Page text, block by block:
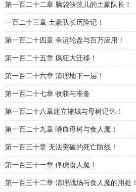
第一百二十二章 脑袋缺弦儿的土豪队长！
一百二十三章 土豪队长历险记！
第一百二十四章 幸运轮盘与百万应用！
第一百二十五章 疯狂大迁移！
第一百二十六章 清理地下一层！
第一百二十七章 收获与准备
第一百二十八章建立辅城与母树记忆！
第一百二十九章 嗜血母树与食人魔！
第一百三十章 无法突破的死亡防线！
第一百三十一章 俘虏食人魔！
第一百三十二章 清理战场与食人魔的用处！